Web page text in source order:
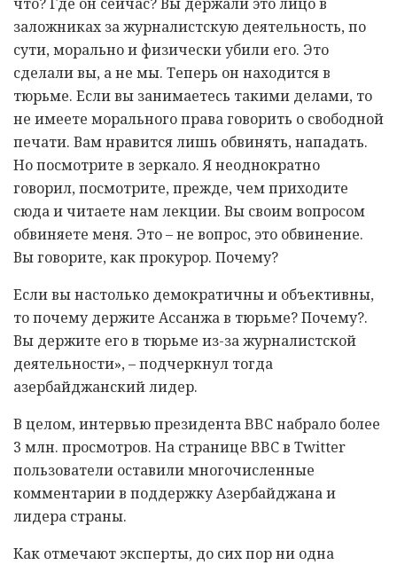
заложниках за журналистскую деятельность, по
сути, морально и физически убили его. Это
сделали вы, а не мы. Теперь он находится в
тюрьме. Если вы занимаетесь такими делами, то
не имеете морального права говорить о свободной
печати. Вам нравится лишь обвинять, нападать.
Но посмотрите в зеркало. Я неоднократно
говорил, посмотрите, прежде, чем приходите
сюда и читаете нам лекции. Вы своим вопросом
обвиняете меня. Это – не вопрос, это обвинение.
Вы говорите, как прокурор. Почему?
Если вы настолько демократичны и объективны,
то почему держите Ассанжа в тюрьме? Почему?.
Вы держите его в тюрьме из-за журналистской
деятельности», – подчеркнул тогда
азербайджанский лидер.
В целом, интервью президента BBC набрало более
3 млн. просмотров. На странице BBC в Twitter
пользователи оставили многочисленные
комментарии в поддержку Азербайджана и
лидера страны.
Как отмечают эксперты, до сих пор ни одна